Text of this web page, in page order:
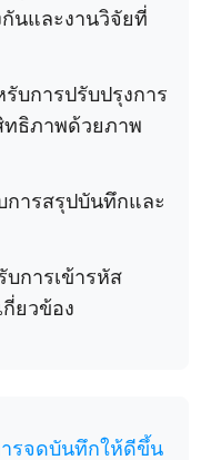
นและงานวิจัยที่
บการปรับปรุงการ
ทธิภาพด้วยภาพ
การสรุปบันทึกและ
การเข้ารหัส
ยวข้อง
รจดบันทึกให้ดีขึ้น